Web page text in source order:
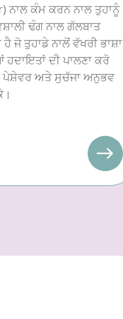
ਨਾਲ ਕੰਮ ਕਰਨ ਨਾਲ ਤੁਹਾਨੂੰ
ਢੰਗ ਨਾਲ ਗੱਲਬਾਤ
ਜੋ ਤੁਹਾਡੇ ਨਾਲੋਂ ਵੱਖਰੀ ਭਾਸ਼ਾ
ਦੀ ਪਾਲਣਾ ਕਰੋ
ਪੇਸ਼ੇਵਰ ਅਤੇ ਸੁਚੱਜਾ ਅਨੁਭਵ